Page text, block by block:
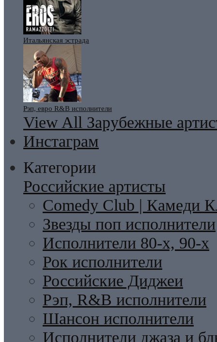
Итальянская эстрада
Рэп, евро R&B исполнители
View All Зарубежные
Инстаграм
Категории
Российские артисты
Comedy Club | Камеди
Звезды поп исполнители
Исполнители 80-х, 90-х
Рок исполнители
Российские Диджеи
Рэп, R&B исполнители
Шансон исполнители
Исполнители джаза и